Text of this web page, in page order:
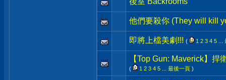
他們要殺你 (They will kill
即將上檔美劇!!! ( 1 2 3 4 5
【Top Gun: Maverick】捍
( 1 2 3 4 5 最後一頁 )